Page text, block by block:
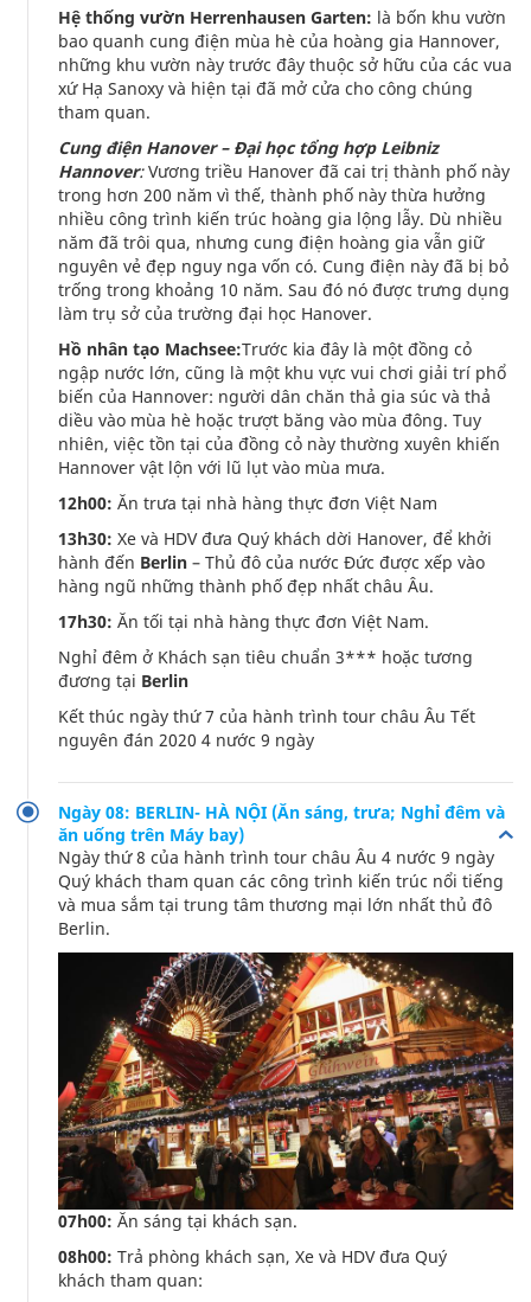
Hệ thống vườn Herrenhausen Garten: là bốn khu vườn
bao quanh cung điện mùa hè của hoàng gia Hannover,
những khu vườn này trước đây thuộc sở hữu của các vua
xứ Hạ Sanoxy và hiện tại đã mở cửa cho công chúng
tham quan.
Cung điện Hanover – Đại học tổng hợp Leibniz
Hannover:Vương triều Hanover đã cai trị thành phố này
trong hơn 200 năm vì thế, thành phố này thừa hưởng
nhiều công trình kiến trúc hoàng gia lộng lẫy. Dù nhiều
năm đã trôi qua, nhưng cung điện hoàng gia vẫn giữ
nguyên vẻ đẹp nguy nga vốn có. Cung điện này đã bị bỏ
trống trong khoảng 10 năm. Sau đó nó được trưng dụng
làm trụ sở của trường đại học Hanover.
Hồ nhân tạo Machsee:Trước kia đây là một đồng cỏ
ngập nước lớn, cũng là một khu vực vui chơi giải trí phổ
biến của Hannover: người dân chăn thả gia súc và thả
diều vào mùa hè hoặc trượt băng vào mùa đông. Tuy
nhiên, việc tồn tại của đồng cỏ này thường xuyên khiến
Hannover vật lộn với lũ lụt vào mùa mưa.
12h00: Ăn trưa tại nhà hàng thực đơn Việt Nam
13h30: Xe và HDV đưa Quý khách dời Hanover, để khởi
hành đến Berlin – Thủ đô của nước Đức được xếp vào
hàng ngũ những thành phố đẹp nhất châu Âu.
17h30: Ăn tối tại nhà hàng thực đơn Việt Nam.
Nghỉ đêm ở Khách sạn tiêu chuẩn 3*** hoặc tương
đương tại Berlin
Kết thúc ngày thứ 7 của hành trình tour châu Âu Tết
nguyên đán 2020 4 nước 9 ngày
Ngày 08: BERLIN- HÀ NỘI (Ăn sáng, trưa; Nghỉ đêm và
ăn uống trên Máy bay)
Ngày thứ 8 của hành trình tour châu Âu 4 nước 9 ngày
Quý khách tham quan các công trình kiến trúc nổi tiếng
và mua sắm tại trung tâm thương mại lớn nhất thủ đô
Berlin.
07h00: Ăn sáng tại khách sạn.
08h00: Trả phòng khách sạn, Xe và HDV đưa Quý
khách tham quan: